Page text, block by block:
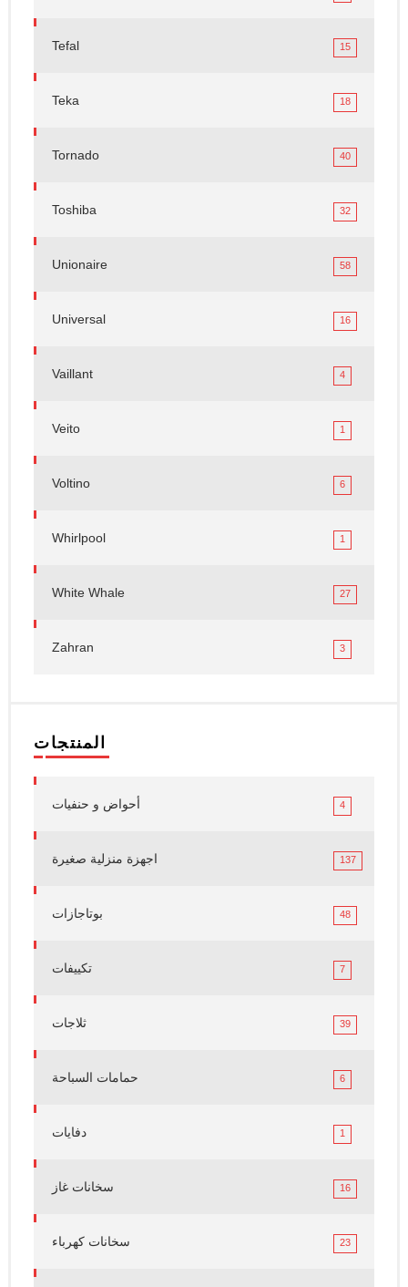
Tefal 15
Teka 18
Tornado 40
Toshiba 32
Unionaire 58
Universal 16
Vaillant 4
Veito 1
Voltino 6
Whirlpool 1
White Whale 27
Zahran 3
المنتجات
أحواض و حنفيات 4
اجهزة منزلية صغيرة 137
بوتاجازات 48
تكييفات 7
ثلاجات 39
حمامات السباحة 6
دفايات 1
سخانات غاز 16
سخانات كهرباء 23